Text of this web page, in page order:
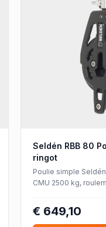
Seldén RBB 80
ringot
Poulie simple
CMU 2500 kg,
€ 649,10